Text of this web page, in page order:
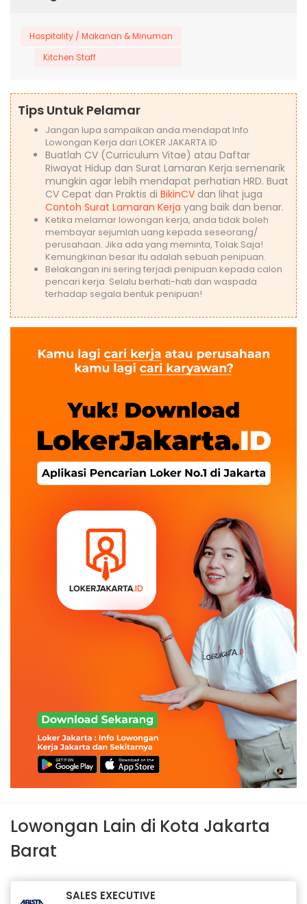
Hospitality / Makanan & Minuman
Kitchen Staff
Tips Untuk Pelamar
Jangan lupa sampaikan anda mendapat Info
Lowongan Kerja dari LOKER JAKARTA ID
Buatlah CV (Curriculum Vitae) atau Daftar
Riwayat Hidup dan Surat Lamaran Kerja semenarik
mungkin agar lebih mendapat perhatian HRD. Buat
CV Cepat dan Praktis di BikinCV dan lihat juga
Contoh Surat Lamaran Kerja yang baik dan benar.
Ketika melamar lowongan kerja, anda tidak boleh
membayar sejumlah uang kepada seseorang/
perusahaan. Jika ada yang meminta, Tolak Saja!
Kemungkinan besar itu adalah sebuah penipuan.
Belakangan ini sering terjadi penipuan kepada calon
pencari kerja. Selalu berhati-hati dan waspada
terhadap segala bentuk penipuan!
Lowongan Lain di Kota Jakarta
Barat
SALES EXECUTIVE